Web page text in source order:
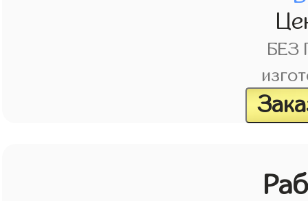
БЕЗ